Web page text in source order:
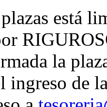
está
la
ingreso de